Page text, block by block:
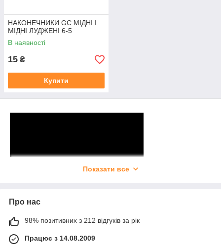
НАКОНЕЧНИКИ GC МІДНІ І
МІДНІ ЛУДЖЕНІ 6-5
В наявності
15 ₴
Купити
«відсутність мережі» з подивом виявляли, що весь «сир-
стоншуються просто через відсутність необхідного захисту.
Показати все
Про нас
98% позитивних з 212 відгуків за рік
Працює з 14.08.2009